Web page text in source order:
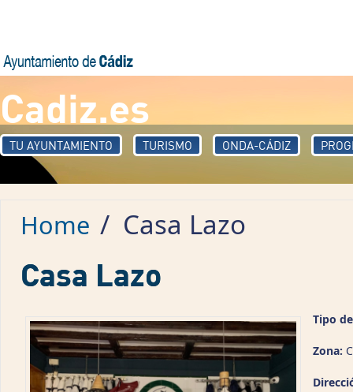
Cadiz.es
TU AYUNTAMIENTO TURISMO ONDA-CÁDIZ
Home / Casa Lazo
Casa Lazo
Tipo
Zona: